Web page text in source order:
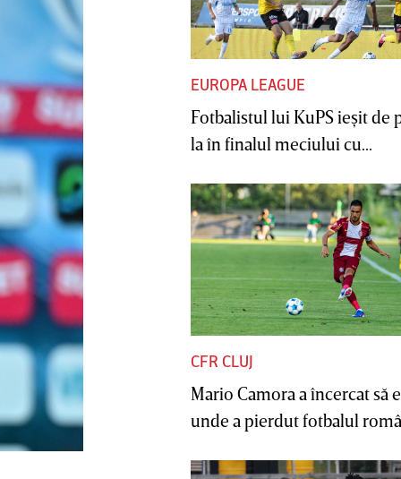
EUROPA LEAGUE
Fotbalistul lui KuPS ieşit de
la în finalul meciului cu...
CFR CLUJ
Mario Camora a încercat să
unde a pierdut fotbalul